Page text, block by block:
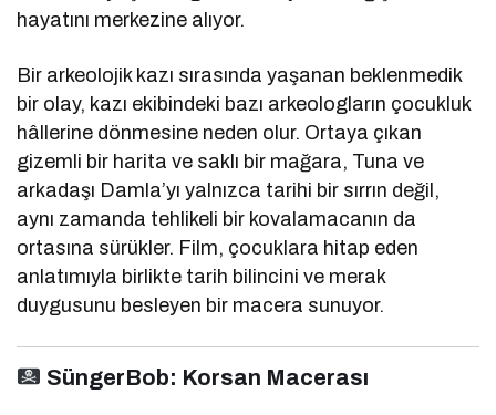
hayatını merkezine alıyor.
Bir arkeolojik kazı sırasında yaşanan beklenmedik
bir olay, kazı ekibindeki bazı arkeologların çocukluk
hâllerine dönmesine neden olur. Ortaya çıkan
gizemli bir harita ve saklı bir mağara, Tuna ve
arkadaşı Damla’yı yalnızca tarihi bir sırrın değil,
aynı zamanda tehlikeli bir kovalamacanın da
ortasına sürükler. Film, çocuklara hitap eden
anlatımıyla birlikte tarih bilincini ve merak
duygusunu besleyen bir macera sunuyor.
SüngerBob: Korsan Macerası